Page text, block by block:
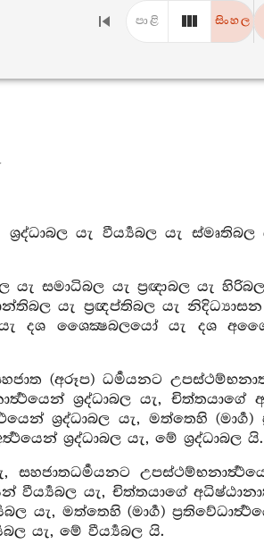
පාළි සිංහල
යැ වීර්‍ය්‍යබල යැ ස්මෘතිබල
යැ සමාධිබල යැ ප්‍රඥාබල යැ
යැ ප්‍රඥප්තිබල යැ නිදිධ්‍යාසන
යැ දශ ශෛක්‍ෂබලයෝ යැ දශ
(අරූප) ධර්‍මයනට
ශ්‍රද්ධාබල යැ, චිත්තයාගේ
ශ්‍රද්ධාබල යැ, මත්තෙහි (මාර්‍ග)
ශ්‍රද්ධාබල යැ, මේ ශ්‍රද්ධාබල යි.
වීර්‍ය්‍යබල යැ, චිත්තයාගේ
යැ, මත්තෙහි (මාර්‍ග)
යැ, මේ වීර්‍ය්‍යබල යි.